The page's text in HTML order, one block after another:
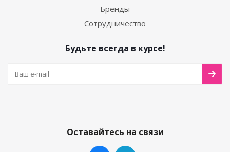
Бренды
Сотрудничество
Будьте всегда в курсе!
Оставайтесь на связи